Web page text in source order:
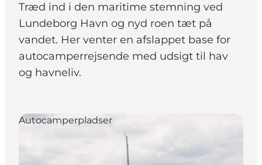
Overnatning
Planlæg din tur
Træd ind i den maritime stemning ved
Lundeborg Havn og nyd roen tæt på
vandet. Her venter en afslappet base for
autocamperrejsende med udsigt til hav
og havneliv.
Autocamperpladser